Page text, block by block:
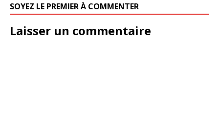
SOYEZ LE PREMIER À COMMENTER
Laisser un commentaire